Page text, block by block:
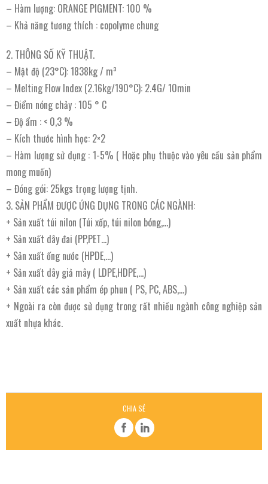
– Hàm lượng: ORANGE PIGMENT: 100 %
– Khả năng tương thích : copolyme chung
2. THÔNG SỐ KỸ THUẬT.
– Mật độ (23°C): 1838kg / m³
– Melting Flow Index (2.16kg/190°C): 2.4G/ 10min
– Điểm nóng chảy : 105 ° C
– Độ ẩm : < 0,3 %
– Kích thước hình học: 2×2
– Hàm lượng sử dụng : 1-5% ( Hoặc phụ thuộc vào yêu cầu sản phẩm
mong muốn)
– Đóng gói: 25kgs trọng lượng tịnh.
3. SẢN PHẨM ĐƯỢC ỨNG DỤNG TRONG CÁC NGÀNH:
+ Sản xuất túi nilon (Túi xốp, túi nilon bóng,…)
+ Sản xuất dây đai (PP,PET…)
+ Sản xuất ống nước (HPDE,…)
+ Sản xuất dây giả mây ( LDPE,HDPE,…)
+ Sản xuất các sản phẩm ép phun ( PS, PC, ABS,…)
+ Ngoài ra còn được sử dụng trong rất nhiều ngành công nghiệp sản
xuất nhựa khác.
CHIA SẺ